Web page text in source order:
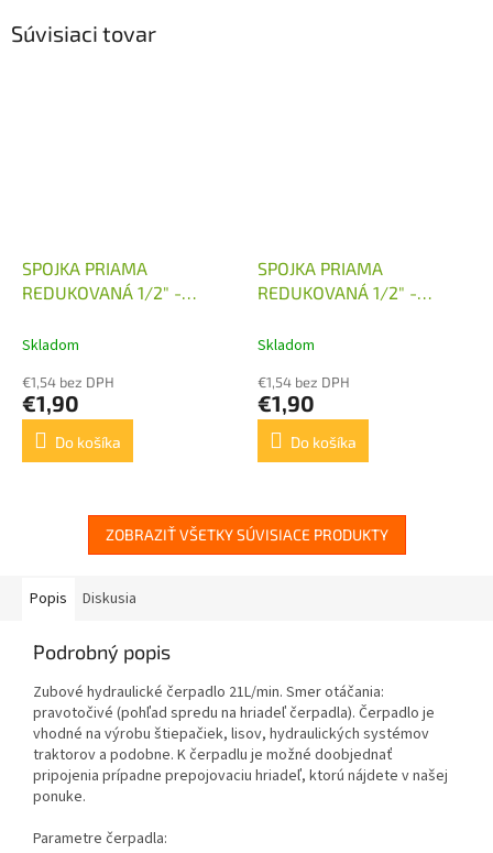
Súvisiaci tovar
SPOJKA PRIAMA
REDUKOVANÁ 1/2" -
Skladom
€1,54 bez DPH
€1,90
Do košíka
SPOJKA PRIAMA
REDUKOVANÁ 1/2" -
Skladom
€1,54 bez DPH
€1,90
Do košíka
ZOBRAZIŤ VŠETKY SÚVISIACE PRODUKTY
Popis Diskusia
Podrobný popis
Zubové hydraulické čerpadlo 21L/min. Smer otáčania:
pravotočivé (pohľad spredu na hriadeľ čerpadla). Čerpadlo je
vhodné na výrobu štiepačiek, lisov, hydraulických systémov
traktorov a podobne. K čerpadlu je možné doobjednať
pripojenia prípadne prepojovaciu hriadeľ, ktorú nájdete v našej
ponuke.
Parametre čerpadla: